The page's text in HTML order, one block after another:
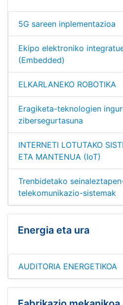
5G sareen inplementazioa
Ekipo elektroniko
(Embedded)
ELKARLANEKO ROBOTIKA
Eragiketa-teknologien
zibersegurtasuna
INTERNETI LOTUTAKO
ETA MANTENUA (IoT)
Trenbidetako
telekomunikazio-sistemak
Energia eta ura
AUDITORIA ENERGETIKOA